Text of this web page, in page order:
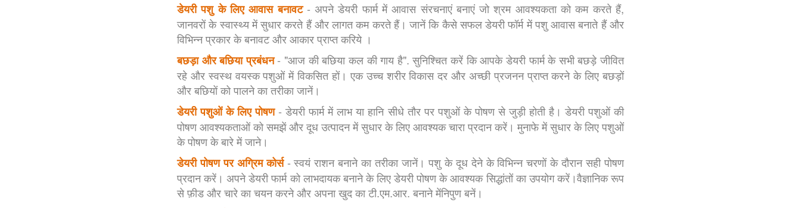
डेयरी पशु के लिए आवास बनावट- अपने डेयरी फार्म में आवास संरचनाएं बनाएं जो श्रम आवश्यकता को कम करते हैं,
जानवरों के स्वास्थ्य में सुधार करते हैं और लागत कम करते हैं। जानें कि कैसे सफल डेयरी फॉर्म में पशु आवास बनाते हैं और
विभिन्न प्रकार के बनावट और आकार प्राप्त करिये ।
बछड़ा और बछिया प्रबंधन- "आज की बछिया कल की गाय है". सुनिश्चित करें कि आपके डेयरी फार्म के सभी बछड़े जीवित
रहे और स्वस्थ वयस्क पशुओं में विकसित हों। एक उच्च शरीर विकास दर और अच्छी प्रजनन प्राप्त करने के लिए बछड़ों
और बछियों को पालने का तरीका जानें।
डेयरी पशुओं के लिए पोषण - डेयरी फार्म में लाभ या हानि सीधे तौर पर पशुओं के पोषण से जुड़ी होती है। डेयरी पशुओं की
पोषण आवश्यकताओं को समझें और दूध उत्पादन में सुधार के लिए आवश्यक चारा प्रदान करें। मुनाफे में सुधार के लिए पशुओं
के पोषण के बारे में जाने।
डेयरी पोषण पर अग्रिम कोर्स- स्वयं राशन बनाने का तरीका जानें। पशु के दूध देने के विभिन्न चरणों के दौरान सही पोषण
प्रदान करें। अपने डेयरी फार्म को लाभदायक बनाने के लिए डेयरी पोषण के आवश्यक सिद्धांतों का उपयोग करें।वैज्ञानिक रूप
से फ़ीड और चारे का चयन करने और अपना खुद का टी.एम.आर. बनाने मेंनिपुण बनें।